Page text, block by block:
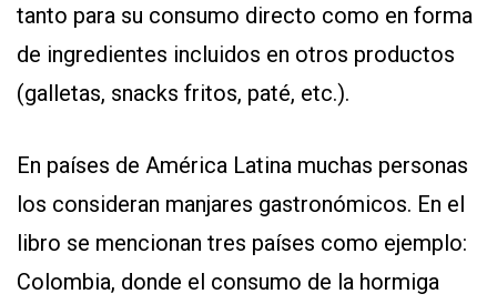
tanto para su consumo directo como en forma
de ingredientes incluidos en otros productos
(galletas, snacks fritos, paté, etc.).
En países de América Latina muchas personas
los consideran manjares gastronómicos. En el
libro se mencionan tres países como ejemplo:
Colombia, donde el consumo de la hormiga